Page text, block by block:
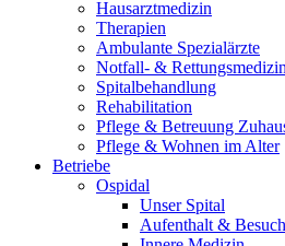
Hausarztmedizin
Therapien
Ambulante Spezialärzte
Notfall- & Rettungsmedizin
Spitalbehandlung
Rehabilitation
Pflege & Betreuung
Pflege & Wohnen im Alter
Betriebe
Ospidal
Unser Spital
Aufenthalt & Besuch